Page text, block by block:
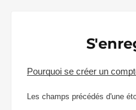
Pourquoi se créer un
Les champs précédés d'une